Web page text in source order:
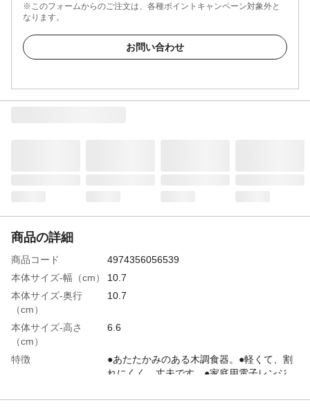
※このフォームからのご注文は、各種ポイントキャンペーン対象外と
なります。
お問い合わせ
商品の詳細
商品コード
4974356056539
本体サイズ-幅（cm）
10.7
本体サイズ-奥行
（cm）
10.7
本体サイズ-高さ
（cm）
6.6
特徴
●あたたかみのある木調食器。●軽くて、割
れにくく、丈夫です。●家庭用電子レンジ、